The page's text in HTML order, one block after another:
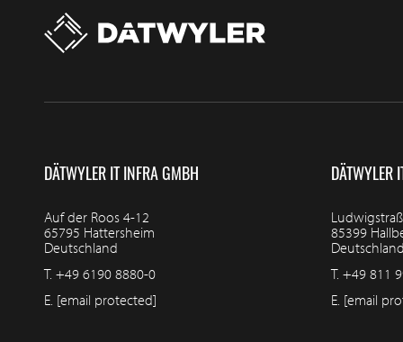
DÄTWYLER IT INFRA GMBH
Auf der Roos 4-12
65795 Hattersheim
Deutschland
T. +49 6190 8880-0
E. [email protected]
DÄTWYLER
85399
Deutschland
T. +49 811
E. [email